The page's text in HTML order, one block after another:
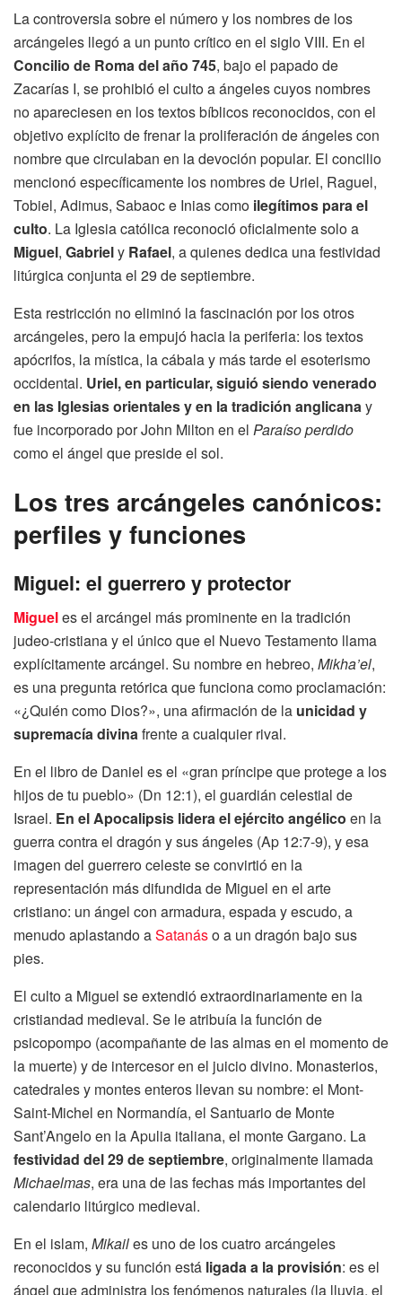
La controversia sobre el número y los nombres de los
arcángeles llegó a un punto crítico en el siglo VIII. En el
Concilio de Roma del año 745, bajo el papado de
Zacarías I, se prohibió el culto a ángeles cuyos nombres
no apareciesen en los textos bíblicos reconocidos, con el
objetivo explícito de frenar la proliferación de ángeles con
nombre que circulaban en la devoción popular. El concilio
mencionó específicamente los nombres de Uriel, Raguel,
Tobiel, Adimus, Sabaoc e Inias como ilegítimos para el
culto. La Iglesia católica reconoció oficialmente solo a
Miguel, Gabriely Rafael, a quienes dedica una festividad
litúrgica conjunta el 29 de septiembre.
Esta restricción no eliminó la fascinación por los otros
arcángeles, pero la empujó hacia la periferia: los textos
apócrifos, la mística, la cábala y más tarde el esoterismo
occidental. Uriel, en particular, siguió siendo venerado
en las Iglesias orientales y en la tradición anglicanay
fue incorporado por John Milton en el Paraíso perdido
como el ángel que preside el sol.
Los tres arcángeles canónicos:
perfiles y funciones
Miguel: el guerrero y protector
Migueles el arcángel más prominente en la tradición
judeo-cristiana y el único que el Nuevo Testamento llama
explícitamente arcángel. Su nombre en hebreo, Mikha’el,
es una pregunta retórica que funciona como proclamación:
«¿Quién como Dios?», una afirmación de la unicidad y
supremacía divinafrente a cualquier rival.
En el libro de Daniel es el «gran príncipe que protege a los
hijos de tu pueblo» (Dn 12:1), el guardián celestial de
Israel. En el Apocalipsis lidera el ejército angélico en la
guerra contra el dragón y sus ángeles (Ap 12:7-9), y esa
imagen del guerrero celeste se convirtió en la
representación más difundida de Miguel en el arte
cristiano: un ángel con armadura, espada y escudo, a
menudo aplastando aSatanáso a un dragón bajo sus
pies.
El culto a Miguel se extendió extraordinariamente en la
cristiandad medieval. Se le atribuía la función de
psicopompo (acompañante de las almas en el momento de
la muerte) y de intercesor en el juicio divino. Monasterios,
catedrales y montes enteros llevan su nombre: el Mont-
Saint-Michel en Normandía, el Santuario de Monte
Sant’Angelo en la Apulia italiana, el monte Gargano. La
festividad del 29 de septiembre, originalmente llamada
Michaelmas, era una de las fechas más importantes del
calendario litúrgico medieval.
En el islam, Mikailes uno de los cuatro arcángeles
reconocidos y su función está ligada a la provisión: es el
ángel que administra los fenómenos naturales (la lluvia, el